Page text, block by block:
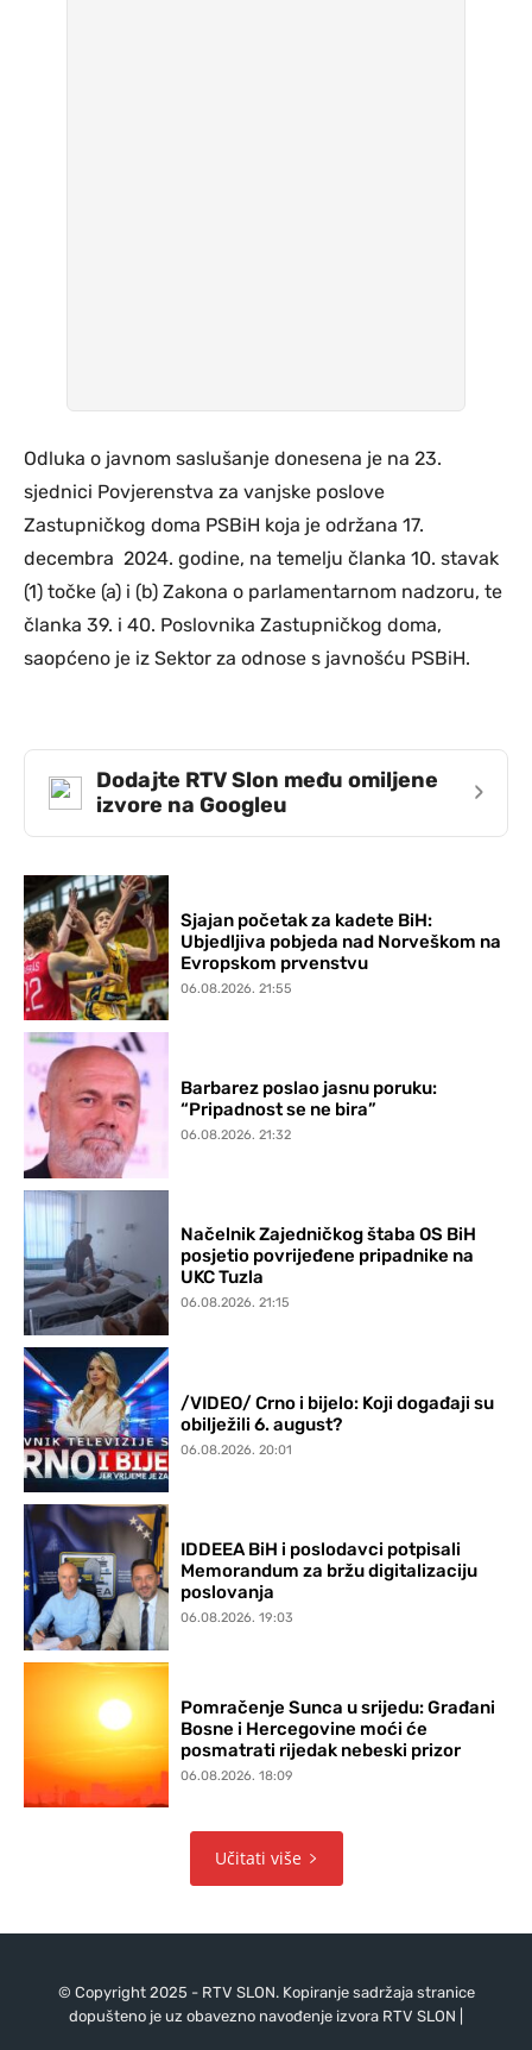
Odluka o javnom saslušanje donesena je na 23.
sjednici Povjerenstva za vanjske poslove
Zastupničkog doma PSBiH koja je održana 17.
decembra 2024. godine, na temelju članka 10. stavak
(1) točke (a) i (b) Zakona o parlamentarnom nadzoru, te
članka 39. i 40. Poslovnika Zastupničkog doma,
saopćeno je iz Sektor za odnose s javnošću PSBiH.
Dodajte RTV Slon među omiljene
izvore na Googleu
›
Sjajan početak za kadete BiH:
Ubjedljiva pobjeda nad Norveškom na
Evropskom prvenstvu
06.08.2026. 21:55
Barbarez poslao jasnu poruku:
“Pripadnost se ne bira”
06.08.2026. 21:32
Načelnik Zajedničkog štaba OS BiH
posjetio povrijeđene pripadnike na
UKC Tuzla
06.08.2026. 21:15
/VIDEO/ Crno i bijelo: Koji događaji su
obilježili 6. august?
06.08.2026. 20:01
IDDEEA BiH i poslodavci potpisali
Memorandum za bržu digitalizaciju
poslovanja
06.08.2026. 19:03
Pomračenje Sunca u srijedu: Građani
Bosne i Hercegovine moći će
posmatrati rijedak nebeski prizor
06.08.2026. 18:09
Učitati više
© Copyright 2025 - RTV SLON. Kopiranje sadržaja stranice
dopušteno je uz obavezno navođenje izvora RTV SLON |